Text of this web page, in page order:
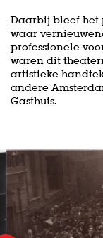
Daarbij bleef het
waar
professionele
waren dit
artistieke
andere
Gasthuis.
Skip